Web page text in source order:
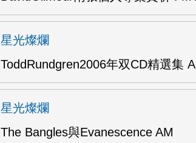
星光燦爛
ToddRundgren2006年双CD精選集
星光燦爛
The Bangles與Evanescence AM